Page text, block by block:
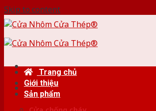
Skip to content
Trang chủ
Giới thiệu
Sản phẩm